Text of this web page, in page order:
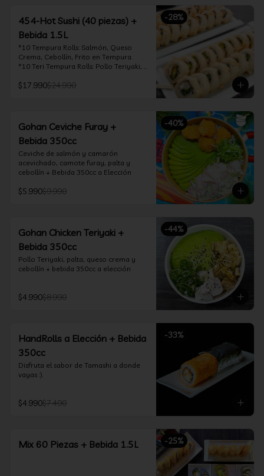
salmón y bañado en salsa acevichada
*10 Tempura Rolls: Salmón, Queso
Crema, Cebollín, Frito en Tempura.
*Incluye 2 palitos, 2 soya 30ml, 1 salsa
teriyaki 30ml
-28%
454-Hot Sushi (40 piezas) +
Bebida 1.5L
*10 Tempura Rolls: Salmón, Queso
Crema, Cebollín, Frito en Tempura.
*10 Teri Tempura Rolls: Pollo Teriyaki,
Tempura
Queso Crema y Cebollín, frito en
tempura
*Incluye 2 palitos, 2 soya 30ml, 1 salsa
teriyaki 30ml
$17.990$24.990
-40%
Gohan Ceviche Furay +
Bebida 350cc
Ceviche de salmón y camarón
acevichado, camote furay, palta y
cebollín + Bebida 350cc a Elección
$5.990$9.990
-44%
Gohan Chicken Teriyaki +
Bebida 350cc
Pollo Teriyaki, palta, queso crema y
cebollín + bebida 350cc a elección
$4.990$8.990
-33%
HandRolls a Elección + Bebida
350cc
Disfruta el sabor de Tamashi a donde
vayas :).
$4.990$7.490
-25%
Mix 60 Piezas + Bebida 1.5L